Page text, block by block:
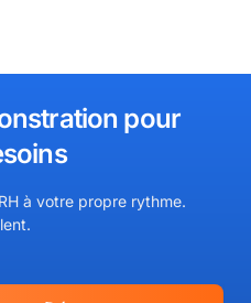
pour
à votre propre rythme.